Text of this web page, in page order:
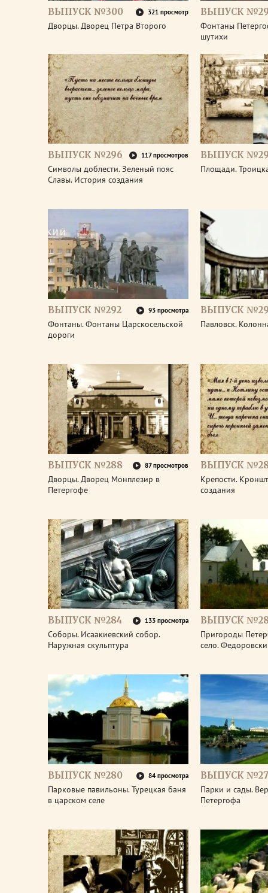
ВЫПУСК №300 321 просмотр
Дворцы. Дворец Петра Второго
ВЫПУСК
Фонтаны
шутихи
ВЫПУСК №296 117 просмотров
Символы доблести. Зеленый пояс
Славы. История создания
ВЫПУСК
Площади.
ВЫПУСК №292 93 просмотра
Фонтаны. Фонтаны Царскосельской
дороги
ВЫПУСК
Павловск.
ВЫПУСК №288 87 просмотров
Дворцы. Дворец Монплезир в
Петергофе
ВЫПУСК
Крепости.
создания
ВЫПУСК №284 133 просмотра
Соборы. Исаакиевский собор.
Наружная скульптура
ВЫПУСК
Пригороды
село.
ВЫПУСК №280 84 просмотра
Парковые павильоны. Турецкая баня
в царском селе
ВЫПУСК
Парки и сады.
Петергофа